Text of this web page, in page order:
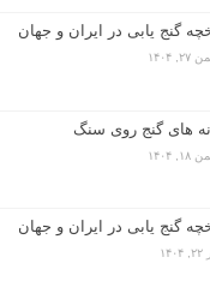
گنج‌ یابی در ایران و جهان
۱۴۰۴
های گنج روی سنگ
۱۴۰۴
گنج‌ یابی در ایران و جهان